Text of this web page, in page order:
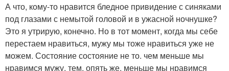
А что, кому-то нравится бледное привидение с синяками
под глазами с немытой головой и в ужасной ночнушке?
Это я утрирую, конечно. Но в тот момент, когда мы себе
перестаем нравиться, мужу мы тоже нравиться уже не
можем. Состояние состояние не то. чем меньше мы
нравимся мужу, тем, опять же, меньше мы нравимся